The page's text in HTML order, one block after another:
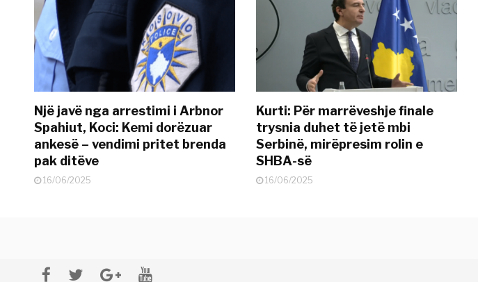
Një javë nga arrestimi i Arbnor
Spahiut, Koci: Kemi dorëzuar
ankesë – vendimi pritet brenda
pak ditëve
16/06/2025
Kurti: Për marrëveshje finale
trysnia duhet të jetë mbi
Serbinë, mirëpresim rolin e
SHBA-së
16/06/2025